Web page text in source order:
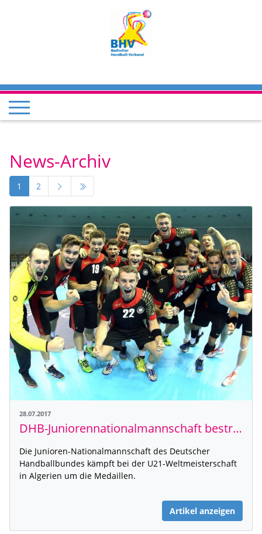
News-Archiv
1 2
28.07.2017
DHB-Juniorennationalmannschaft bestreitet WM-Halbfinale am Samstag gegen Spanien
Die Junioren-Nationalmannschaft des Deutscher
Handballbundes kämpft bei der U21-Weltmeisterschaft
in Algerien um die Medaillen.
Artikel anzeigen